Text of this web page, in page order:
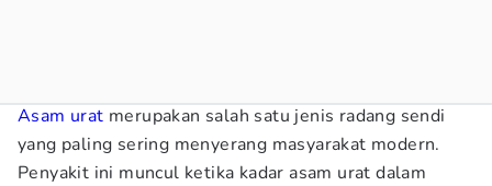
Asam urat merupakan salah satu jenis radang sendi
yang paling sering menyerang masyarakat modern.
Penyakit ini muncul ketika kadar asam urat dalam